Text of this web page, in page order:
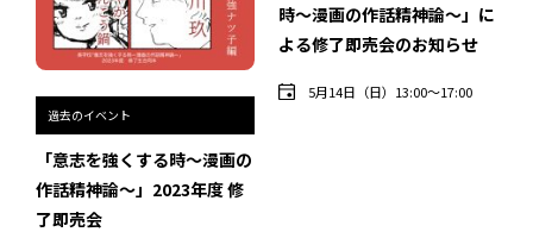
過去のイベント
過去のオープン講座
過去の展覧会
配信中のオンライン講座
過去のイベント
「意志を強くする時〜漫画の
作話精神論〜」2023年度 修
了即売会
時〜漫画の作話精神論〜」に
よる修了即売会のお知らせ
5月14日（日）13:00〜17:00